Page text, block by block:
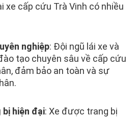
xe cấp cứu Trà Vinh có nhiều
nghiệp: Đội ngũ lái xe và
tạo chuyên sâu về cấp cứu
đảm bảo an toàn và sự
hiện đại: Xe được trang bị